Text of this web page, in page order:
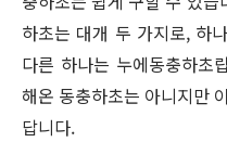
하초는 대개 두 가지로, 하
다른 하나는 누에동충하초
해온 동충하초는 아니지만
답니다.